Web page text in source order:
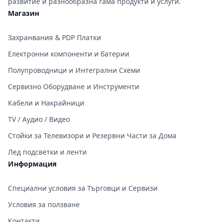
Магазин
Захранвания & PDP Платки
Електронни компоненти и батерии
Полупроводници и Интегрални Схеми
Сервизно Оборудване и Инструменти
Кабели и Накрайници
TV / Аудио / Видео
Стойки за Телевизори и Резервни Части за Дома
Лед подсветки и ленти
Информация
Специални условия за Търговци и Сервизи
Условия за ползване